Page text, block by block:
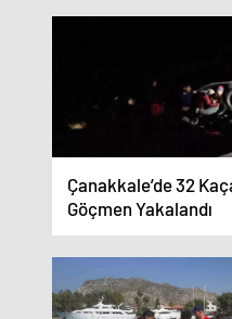
Çanakkale’de 32
Göçmen Yakalandı